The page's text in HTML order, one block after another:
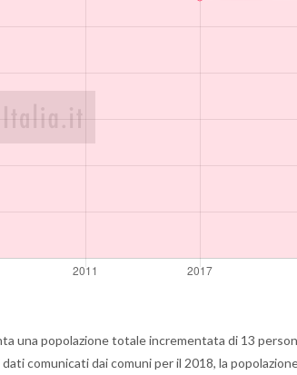
una popolazione totale incrementata di 13
comunicati dai comuni per il 2018, la